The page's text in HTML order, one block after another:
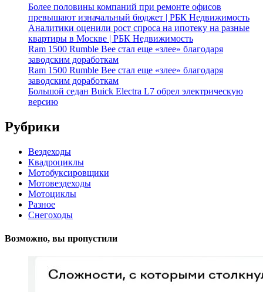
Более половины компаний при ремонте офисов
превышают изначальный бюджет | РБК Недвижимость
Аналитики оценили рост спроса на ипотеку на разные
квартиры в Москве | РБК Недвижимость
Ram 1500 Rumble Bee стал еще «злее» благодаря
заводским доработкам
Ram 1500 Rumble Bee стал еще «злее» благодаря
заводским доработкам
Большой седан Buick Electra L7 обрел электрическую
версию
Рубрики
Вездеходы
Квадроциклы
Мотобуксировщики
Мотовездеходы
Мотоциклы
Разное
Снегоходы
Возможно, вы пропустили